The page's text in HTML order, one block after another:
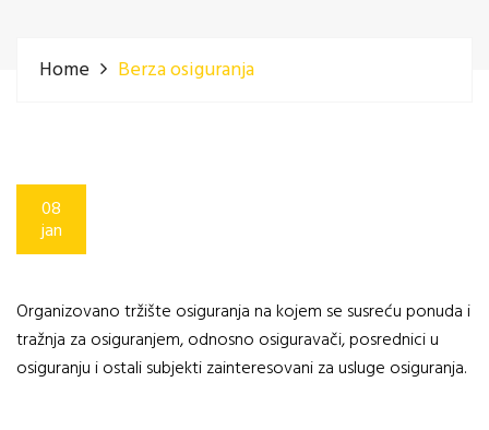
Home Berza osiguranja
08
jan
Organizovano tržište osiguranja na kojem se susreću ponuda i
tražnja za osiguranjem, odnosno osiguravači, posrednici u
osiguranju i ostali subjekti zainteresovani za usluge osiguranja.